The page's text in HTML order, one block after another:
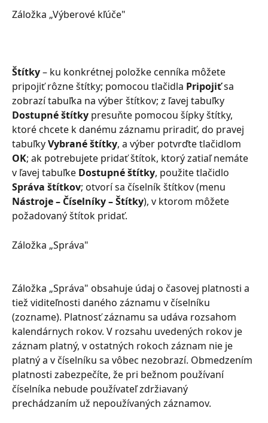
Záložka „Výberové kľúče"
Štítky – ku konkrétnej položke cenníka môžete
pripojiť rôzne štítky; pomocou tlačidla Pripojiť sa
zobrazí tabuľka na výber štítkov; z ľavej tabuľky
Dostupné štítky presuňte pomocou šípky štítky,
ktoré chcete k danému záznamu priradiť, do pravej
tabuľky Vybrané štítky, a výber potvrďte tlačidlom
OK; ak potrebujete pridať štítok, ktorý zatiaľ nemáte
v ľavej tabuľke Dostupné štítky, použite tlačidlo
Správa štítkov; otvorí sa číselník štítkov (menu
Nástroje – Číselníky – Štítky), v ktorom môžete
požadovaný štítok pridať.
Záložka „Správa"
Záložka „Správa" obsahuje údaj o časovej platnosti a
tiež viditeľnosti daného záznamu v číselníku
(zozname). Platnosť záznamu sa udáva rozsahom
kalendárnych rokov. V rozsahu uvedených rokov je
záznam platný, v ostatných rokoch záznam nie je
platný a v číselníku sa vôbec nezobrazí. Obmedzením
platnosti zabezpečíte, že pri bežnom používaní
číselníka nebude používateľ zdržiavaný
prechádzaním už nepoužívaných záznamov.